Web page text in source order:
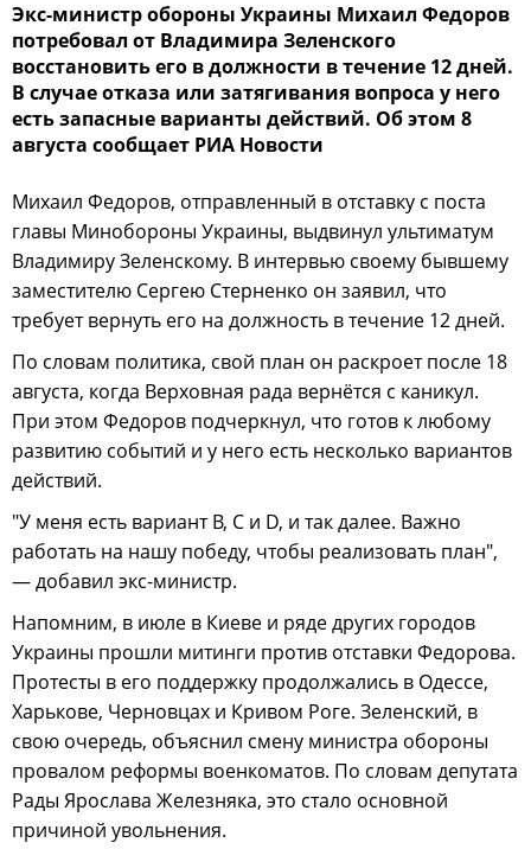
Экс-министр обороны Украины Михаил Федоров
потребовал от Владимира Зеленского
восстановить его в должности в течение 12 дней.
В случае отказа или затягивания вопроса у него
есть запасные варианты действий. Об этом 8
августа сообщает РИА Новости
Михаил Федоров, отправленный в отставку с поста
главы Минобороны Украины, выдвинул ультиматум
Владимиру Зеленскому. В интервью своему бывшему
заместителю Сергею Стерненко он заявил, что
требует вернуть его на должность в течение 12 дней.
По словам политика, свой план он раскроет после 18
августа, когда Верховная рада вернётся с каникул.
При этом Федоров подчеркнул, что готов к любому
развитию событий и у него есть несколько вариантов
действий.
"У меня есть вариант B, C и D, и так далее. Важно
работать на нашу победу, чтобы реализовать план",
— добавил экс-министр.
Напомним, в июле в Киеве и ряде других городов
Украины прошли митинги против отставки Федорова.
Протесты в его поддержку продолжались в Одессе,
Харькове, Черновцах и Кривом Роге. Зеленский, в
свою очередь, объяснил смену министра обороны
провалом реформы военкоматов. По словам депутата
Рады Ярослава Железняка, это стало основной
причиной увольнения.